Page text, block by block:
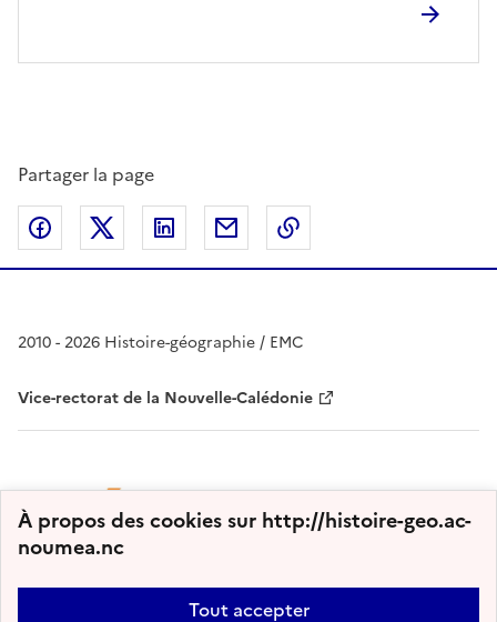
À propos des cookies sur http://histoire-geo.ac-
noumea.nc
Tout accepter
Partager la page
Partager sur Facebook
Partager sur Twitter
Partager sur LinkedIn
Partager par email
2010 - 2026 Histoire-géographie / EMC
Vice-rectorat de la Nouvelle-Calédonie